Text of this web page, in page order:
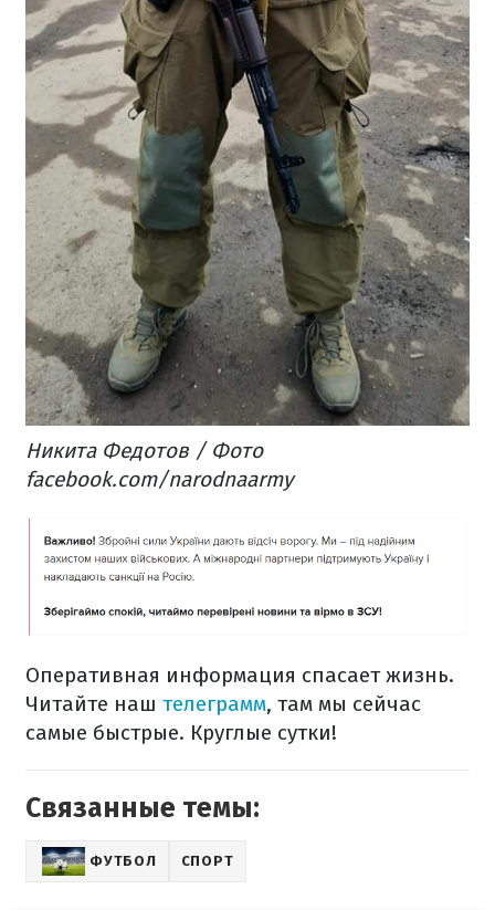
Никита Федотов / Фото
facebook.com/narodnaarmy
Оперативная информация спасает жизнь.
Читайте наш телеграмм, там мы сейчас
самые быстрые. Круглые сутки!
Связанные темы:
ФУТБОЛ СПОРТ